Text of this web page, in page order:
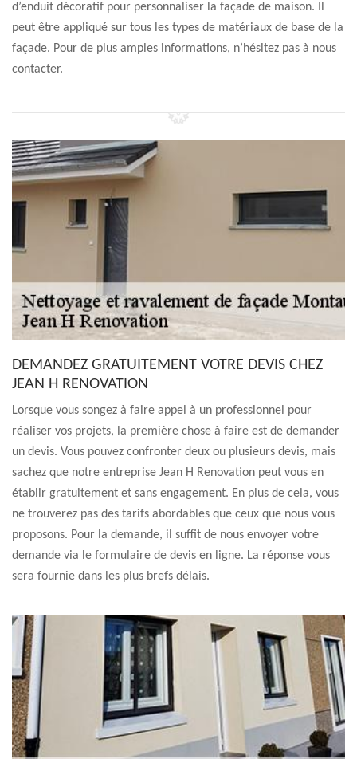
d’enduit décoratif pour personnaliser la façade de maison. Il
peut être appliqué sur tous les types de matériaux de base de la
façade. Pour de plus amples informations, n’hésitez pas à nous
contacter.
DEMANDEZ GRATUITEMENT VOTRE DEVIS CHEZ
JEAN H RENOVATION
Lorsque vous songez à faire appel à un professionnel pour
réaliser vos projets, la première chose à faire est de demander
un devis. Vous pouvez confronter deux ou plusieurs devis, mais
sachez que notre entreprise Jean H Renovation peut vous en
établir gratuitement et sans engagement. En plus de cela, vous
ne trouverez pas des tarifs abordables que ceux que nous vous
proposons. Pour la demande, il suffit de nous envoyer votre
demande via le formulaire de devis en ligne. La réponse vous
sera fournie dans les plus brefs délais.